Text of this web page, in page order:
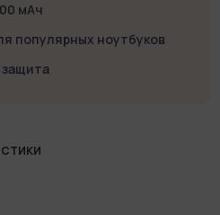
мАч
популярных ноутбуков